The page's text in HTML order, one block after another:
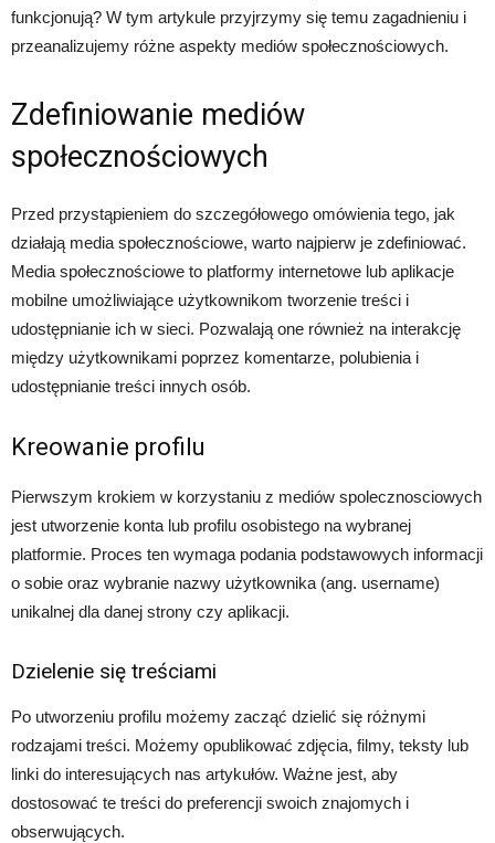
funkcjonują? W tym artykule przyjrzymy się temu zagadnieniu i
przeanalizujemy różne aspekty mediów społecznościowych.
Zdefiniowanie mediów
społecznościowych
Przed przystąpieniem do szczegółowego omówienia tego, jak
działają media społecznościowe, warto najpierw je zdefiniować.
Media społecznościowe to platformy internetowe lub aplikacje
mobilne umożliwiające użytkownikom tworzenie treści i
udostępnianie ich w sieci. Pozwalają one również na interakcję
między użytkownikami poprzez komentarze, polubienia i
udostępnianie treści innych osób.
Kreowanie profilu
Pierwszym krokiem w korzystaniu z mediów spolecznosciowych
jest utworzenie konta lub profilu osobistego na wybranej
platformie. Proces ten wymaga podania podstawowych informacji
o sobie oraz wybranie nazwy użytkownika (ang. username)
unikalnej dla danej strony czy aplikacji.
Dzielenie się treściami
Po utworzeniu profilu możemy zacząć dzielić się różnymi
rodzajami treści. Możemy opublikować zdjęcia, filmy, teksty lub
linki do interesujących nas artykułów. Ważne jest, aby
dostosować te treści do preferencji swoich znajomych i
obserwujących.